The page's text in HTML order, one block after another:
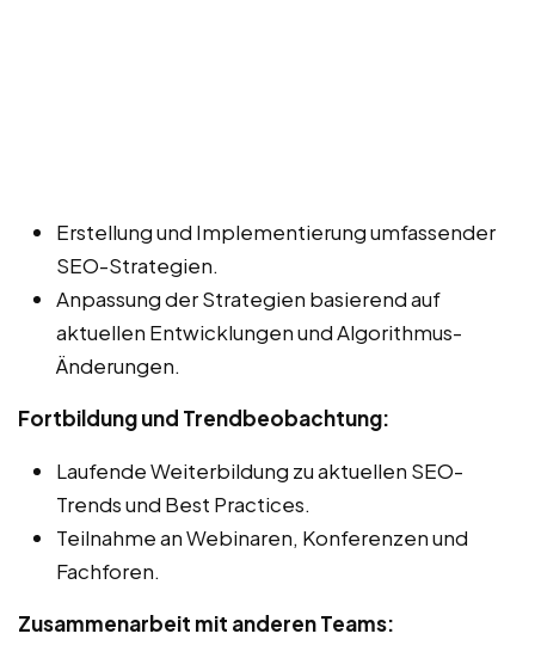
Erstellung und Implementierung umfassender
SEO-Strategien.
Anpassung der Strategien basierend auf
aktuellen Entwicklungen und Algorithmus-
Änderungen.
Fortbildung und Trendbeobachtung:
Laufende Weiterbildung zu aktuellen SEO-
Trends und Best Practices.
Teilnahme an Webinaren, Konferenzen und
Fachforen.
Zusammenarbeit mit anderen Teams: